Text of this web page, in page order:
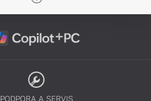
PODPORA A SERVIS